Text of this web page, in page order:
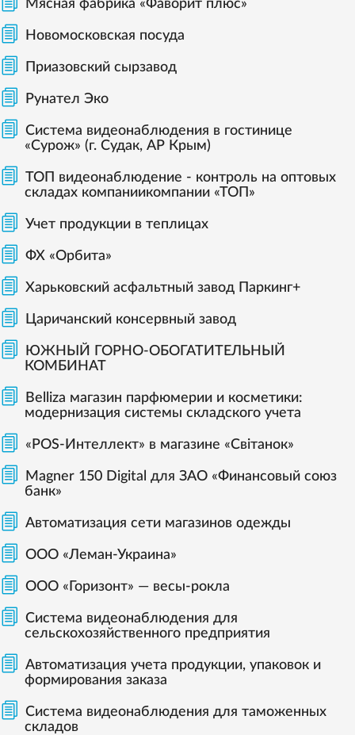
Мясная фабрика «Фаворит плюс»
Новомосковская посуда
Приазовский сырзавод
Рунател Эко
Система видеонаблюдения в гостинице
«Сурож» (г. Судак, АР Крым)
ТОП видеонаблюдение - контроль на оптовых
складах компаниикомпании «ТОП»
Учет продукции в теплицах
ФХ «Орбита»
Харьковский асфальтный завод Паркинг+
Царичанский консервный завод
ЮЖНЫЙ ГОРНО-ОБОГАТИТЕЛЬНЫЙ
КОМБИНАТ
Belliza магазин парфюмерии и косметики:
модернизация системы складского учета
«POS-Интеллект» в магазине «Світанок»
Magner 150 Digital для ЗАО «Финансовый союз
банк»
Автоматизация сети магазинов одежды
ООО «Леман-Украина»
ООО «Горизонт» — весы-рокла
Система видеонаблюдения для
сельскохозяйственного предприятия
Автоматизация учета продукции, упаковок и
формирования заказа
Система видеонаблюдения для таможенных
складов